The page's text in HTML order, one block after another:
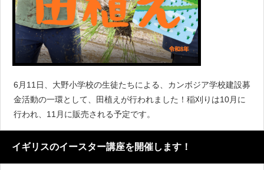
6月11日、大野小学校の生徒たちによる、カンボジア学校建設募
金活動の一環として、田植えが行われました！稲刈りは10月に
行われ、11月に販売される予定です。
イギリスのイースター講座を開催します！